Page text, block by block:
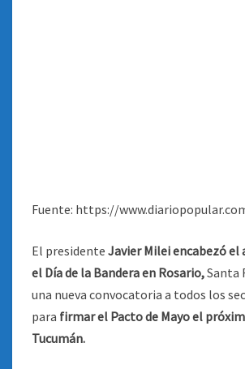
Fuente: https://
El presidente Javier Milei encabezó
el Día de la Bandera en Rosario,Santa
una nueva convocatoria a todos los
para firmar el Pacto de Mayo el
Tucumán.